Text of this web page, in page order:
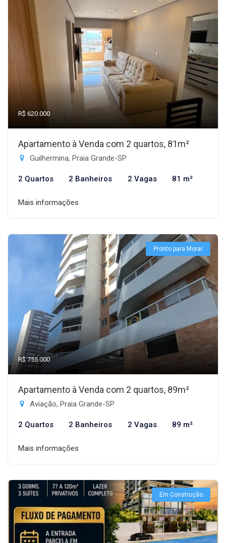
R$ 620.000
Apartamento à Venda com 2 quartos, 81m²
Guilhermina, Praia Grande-SP
2 Quartos 2 Banheiros 2 Vagas 81 m²
Mais informações
Pronto para Morar
R$ 755.000
Apartamento à Venda com 2 quartos, 89m²
Aviação, Praia Grande-SP
2 Quartos 2 Banheiros 2 Vagas 89 m²
Mais informações
Em Construção